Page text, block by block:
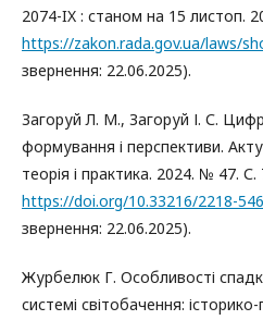
2074-IX : станом на 15 листоп.
https://zakon.rada.gov.ua/laws/
звернення: 22.06.2025).
Загоруй Л. М., Загоруй І. С.
формування і перспективи.
теорія і практика. 2024. № 47. С.
https://doi.org/10.33216/2218-
звернення: 22.06.2025).
Журбелюк Г. Особливості
системі світобачення: